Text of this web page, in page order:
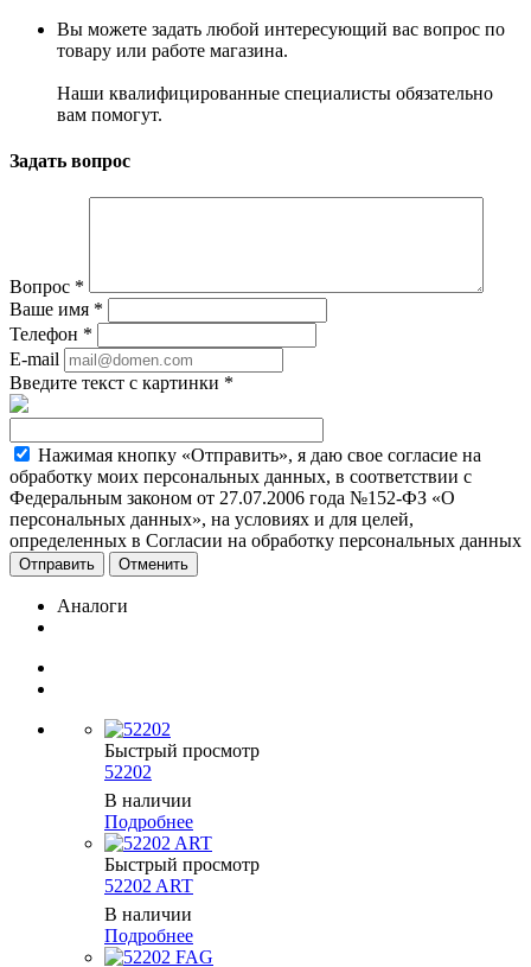
Вы можете задать любой интересующий вас вопрос по
товару или работе магазина.
Наши квалифицированные специалисты обязательно
вам помогут.
Задать вопрос
Вопрос *
Ваше имя *
Телефон *
E-mail
Введите текст с картинки *
Нажимая кнопку «Отправить», я даю свое согласие на
обработку моих персональных данных, в соответствии с
Федеральным законом от 27.07.2006 года №152-ФЗ «О
персональных данных», на условиях и для целей,
определенных в Согласии на обработку персональных данных
Отменить
Аналоги
Быстрый просмотр
52202
В наличии
Подробнее
Быстрый просмотр
52202 ART
В наличии
Подробнее